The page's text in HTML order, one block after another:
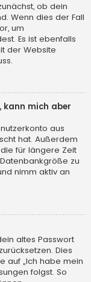
ob dein
Wenn dies der Fall
um
Es ist ebenfalls
der Website
kann mich aber
aus
hat. Außerdem
für längere Zeit
zu
nimm aktiv an
altes Passwort
Dies
auf „Ich habe mein
folgst. So